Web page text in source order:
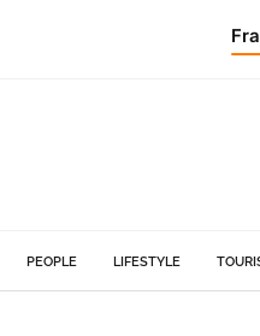
PEOPLE LIFESTYLE